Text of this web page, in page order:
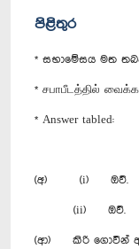
පිළිතුර
* සභාමේසය මත
* சபாபீடத்தில்
* Answer tabled:
(අ) (i) ඔව්.
(ii) ඔව්.
(ආ) කිරි ගොවීන්